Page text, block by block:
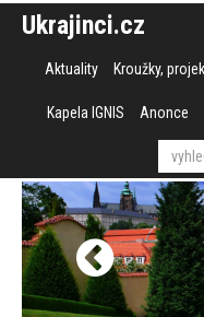
Ukrajinci.cz
Aktuality Kroužky,
Kapela IGNIS Anonce